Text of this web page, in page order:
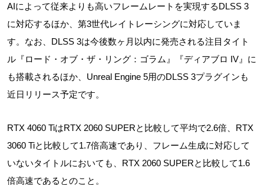
AIによって従来よりも高いフレームレートを実現するDLSS 3
に対応するほか、第3世代レイトレーシングに対応していま
す。なお、DLSS 3は今後数ヶ月以内に発売される注目タイト
ル『ロード・オブ・ザ・リング：ゴラム』『ディアブロ IV』に
も搭載されるほか、Unreal Engine 5用のDLSS 3プラグインも
近日リリース予定です。
RTX 4060 TiはRTX 2060 SUPERと比較して平均で2.6倍、RTX
3060 Tiと比較して1.7倍高速であり、フレーム生成に対応して
いないタイトルにおいても、RTX 2060 SUPERと比較して1.6
倍高速であるとのこと。